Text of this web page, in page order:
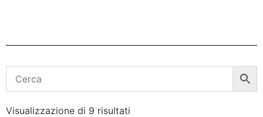
Visualizzazione di 9 risultati